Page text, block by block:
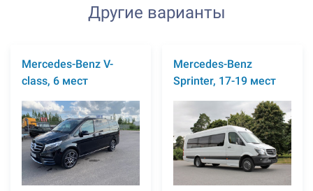
Другие варианты
Mercedes-Benz V-
class, 6 мест
Mercedes-Benz
Sprinter, 17-19 мест